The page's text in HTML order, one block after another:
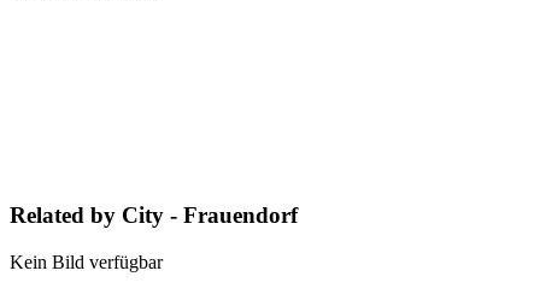
Related by City - Frauendorf
Kein Bild verfügbar